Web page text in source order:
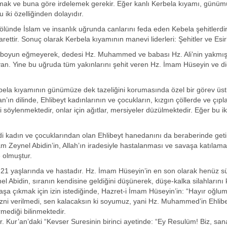
ve buna göre irdelemek gerekir. Eğer kanlı Kerbela kıyamı,
özelliğinden dolayıdır.
İslam ve insanlık uğrunda canlarını feda eden Kebela
Sonuç olarak Kerbela kıyamının manevi liderleri: Şehitler ve
eğmeyerek, dedesi Hz. Muhammed ve babası Hz. Ali’nin
Yine bu uğruda tüm yakınlarını şehit veren Hz. İmam Hüseyin ve
kıyamının günümüze dek tazeliğini korumasında özel bir görev
dilinde, Ehlibeyt kadınlarının ve çocukların, kızgın çöllerde ve
onlar için ağıtlar, mersiyeler düzülmektedir. Eğer bu
ve çocuklarından olan Ehlibeyt hanedanını da beraberinde
Zeynel Abidin’in, Allah’ın iradesiyle hastalanması ve savaşa
olmuştur.
yaşlarında ve hastadır. Hz. İmam Hüseyin’in en son olarak henüz
Abidin, sıranın kendisine geldiğini düşünerek, düşe-kalka silahlarını
çıkmak için izin istediğinde, Hazret-i İmam Hüseyin’in: “Hayır
verilmedi, sen kalacaksın ki soyumuz, yani Hz. Muhammed’in
bilinmektedir.
Kur’an’daki “Kevser Suresinin birinci ayetinde: “Ey Resulüm! Biz,